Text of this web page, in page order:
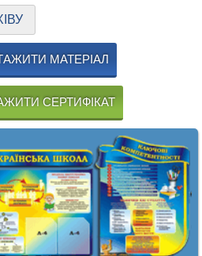
МАТЕРІАЛ
СЕРТИФІКАТ